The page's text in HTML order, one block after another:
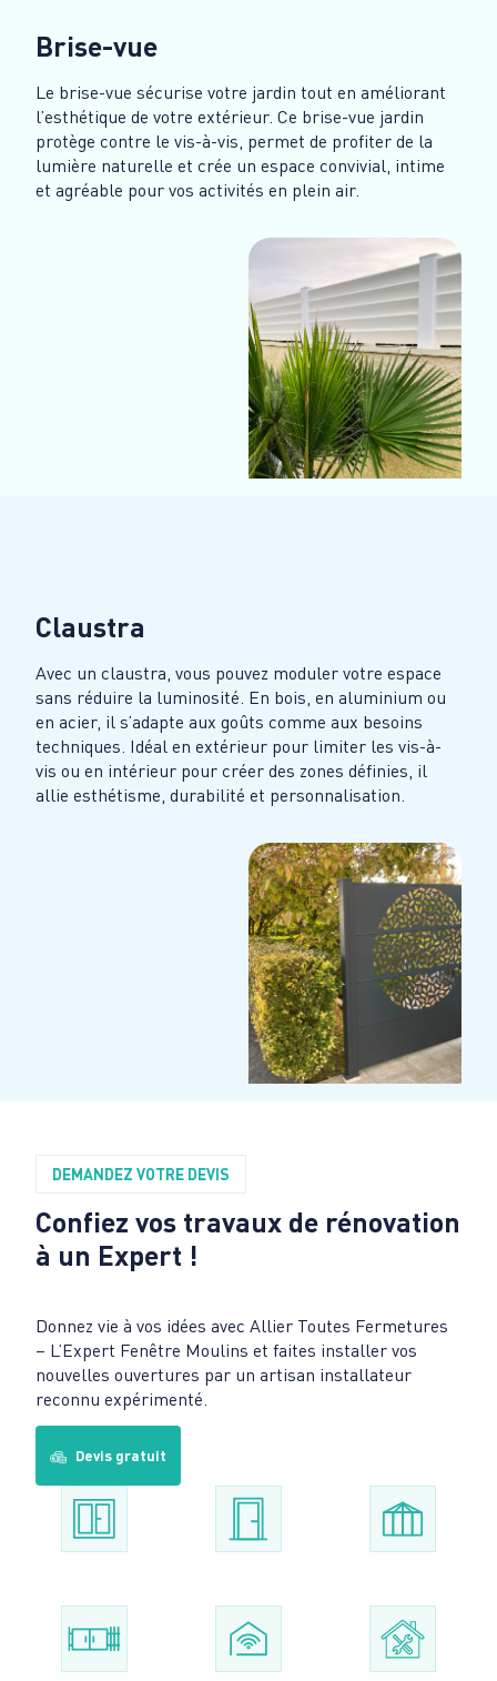
Brise-vue
Le brise-vue sécurise votre jardin tout en améliorant
l’esthétique de votre extérieur. Ce brise-vue jardin
protège contre le vis-à-vis, permet de profiter de la
lumière naturelle et crée un espace convivial, intime
et agréable pour vos activités en plein air.
Claustra
Avec un claustra, vous pouvez moduler votre espace
sans réduire la luminosité. En bois, en aluminium ou
en acier, il s’adapte aux goûts comme aux besoins
techniques. Idéal en extérieur pour limiter les vis-à-
vis ou en intérieur pour créer des zones définies, il
allie esthétisme, durabilité et personnalisation.
DEMANDEZ VOTRE DEVIS
Confiez vos travaux de rénovation
à un Expert !
Donnez vie à vos idées avec Allier Toutes Fermetures
– L’Expert Fenêtre Moulins et faites installer vos
nouvelles ouvertures par un artisan installateur
reconnu expérimenté.
Devis gratuit